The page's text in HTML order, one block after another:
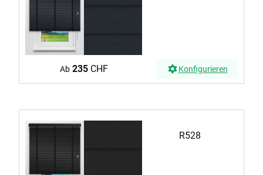
Ab 235CHF Konfigurieren
R528